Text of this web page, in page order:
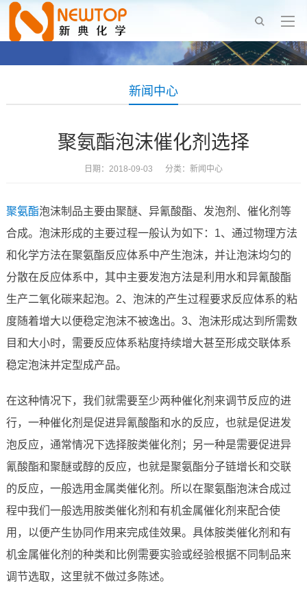
新闻中心
聚氨酯泡沫催化剂选择
日期：2018-09-03 分类： 新闻中心
聚氨酯泡沫制品主要由聚醚、异氰酸酯、发泡剂、催化剂等
合成。泡沫形成的主要过程一般认为如下：1、通过物理方法
和化学方法在聚氨酯反应体系中产生泡沫，并让泡沫均匀的
分散在反应体系中，其中主要发泡方法是利用水和异氰酸酯
生产二氧化碳来起泡。2、泡沫的产生过程要求反应体系的粘
度随着增大以便稳定泡沫不被逸出。3、泡沫形成达到所需数
目和大小时，需要反应体系粘度持续增大甚至形成交联体系
稳定泡沫并定型成产品。
在这种情况下，我们就需要至少两种催化剂来调节反应的进
行，一种催化剂是促进异氰酸酯和水的反应，也就是促进发
泡反应，通常情况下选择胺类催化剂；另一种是需要促进异
氰酸酯和聚醚或醇的反应，也就是聚氨酯分子链增长和交联
的反应，一般选用金属类催化剂。所以在聚氨酯泡沫合成过
程中我们一般选用胺类催化剂和有机金属催化剂来配合使
用，以便产生协同作用来完成佳效果。具体胺类催化剂和有
机金属催化剂的种类和比例需要实验或经验根据不同制品来
调节选取，这里就不做过多陈述。